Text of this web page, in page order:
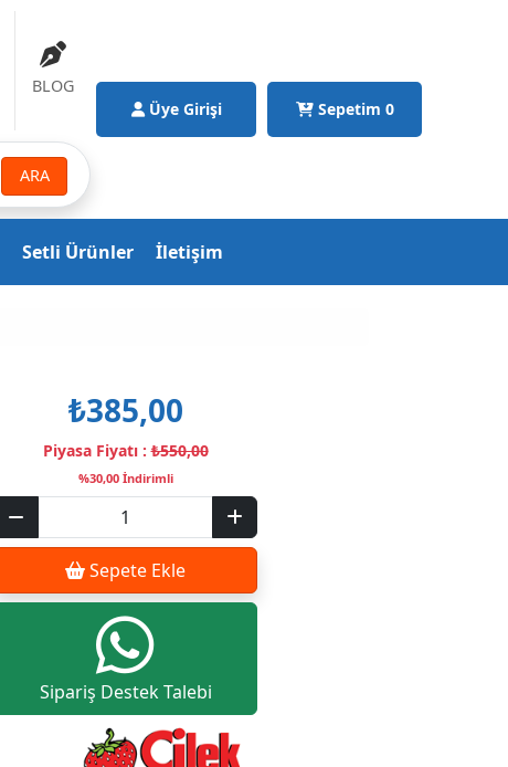
BLOG
ARA
Üye Girişi Sepetim 0
Setli Ürünler İletişim
₺385,00
Piyasa Fiyatı :₺550,00
%30,00 İndirimli
Sepete Ekle
Sipariş Destek Talebi